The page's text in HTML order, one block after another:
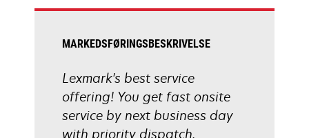
MARKEDSFØRINGSBESKRIVELSE
Lexmark's best service
offering! You get fast onsite
service by next business day
with priority dispatch.